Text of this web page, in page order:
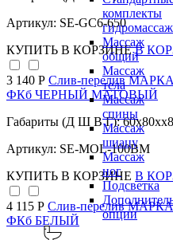
комплекты
Массаж
общий
Массаж
тела
Массаж
спины
Массаж
шиацу
Массаж
ног
Подсветка
опции
Артикул: SE-GC6-650
КУПИТЬ В КОРЗИНЕ В
3 140 Р Слив-перелив
ФКб ЧЕРНЫЙ МАТОВЫЙ
Габариты (Д Ш В Г):
Артикул: SE-MOL-100BM
КУПИТЬ В КОРЗИНЕ В
4 115 Р Слив-перелив
ФКб БЕЛЫЙ